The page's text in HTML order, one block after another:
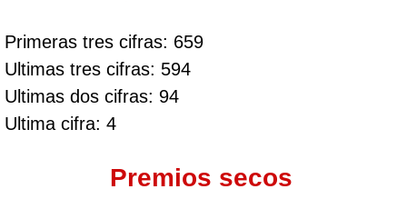
Primeras tres cifras: 659
Ultimas tres cifras: 594
Ultimas dos cifras: 94
Ultima cifra: 4
Premios secos